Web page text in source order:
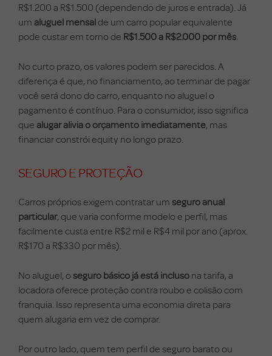
R$1.200 a R$1.500 (dependendo de juros e entrada). Já
um aluguel mensalde um carro popular equivalente
pode custar em torno de R$1.500 a R$2.000 por mês.
No curto prazo, os valores podem ser parecidos. A
diferença é que, no financiamento, ao terminar de pagar
você será dono do carro, enquanto no aluguel o
pagamento é contínuo. Para o consumidor, isso significa
que alugar alivia o orçamento imediatamente, mas
financiar constrói equity no longo prazo.
SEGURO E PROTEÇÃO
Carros próprios exigem contratar um seguro anual
particular, que varia conforme modelo e perfil, mas
facilmente custa entre R$2 mil e R$4 mil por ano (aprox.
R$170 a R$330 por mês).
No aluguel, o seguro básico já está incluso na tarifa, a
locadora oferece proteção contra roubo e colisão com
franquia. Isso representa uma economia direta para
quem alugaria em vez de comprar.
Por outro lado, quem tem perfil de seguro barato ou